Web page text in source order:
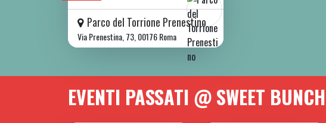
Parco del Torrione Prenestino
Via Prenestina, 73, 00176 Roma
EVENTI PASSATI @ SWEET BUNCH